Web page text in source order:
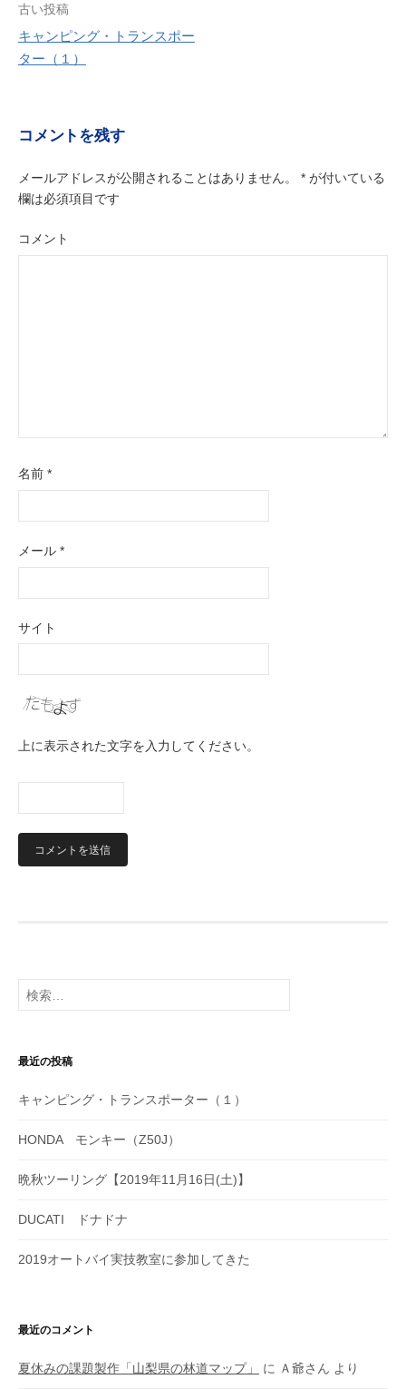
投
稿
ゲ
ー
シ
ョ
古い投稿
キャンピング・トランスポー
ター（１）
コメントを残す
メールアドレスが公開されることはありません。 * が付いている
欄は必須項目です
コメント
名前 *
メール *
サイト
上に表示された文字を入力してください。
検
索:
最近の投稿
キャンピング・トランスポーター（１）
HONDA モンキー（Z50J）
晩秋ツーリング【2019年11月16日(土)】
DUCATI ドナドナ
2019オートバイ実技教室に参加してきた
最近のコメント
夏休みの課題製作「山梨県の林道マップ」 に Ａ爺さん より